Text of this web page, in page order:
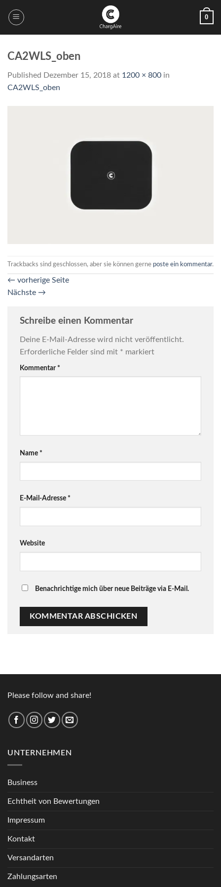
0
CA2WLS_oben
Published Dezember 15, 2018 at 1200 × 800 in
CA2WLS_oben
Trackbacks sind geschlossen, aber sie können gerne poste ein kommentar.
← vorherige Seite
Nächste →
Schreibe einen Kommentar
Deine E-Mail-Adresse wird nicht veröffentlicht.
Erforderliche Felder sind mit * markiert
Kommentar *
Name *
E-Mail-Adresse *
Website
Benachrichtige mich über neue Beiträge via E-Mail.
Please follow and share!
UNTERNEHMEN
Business
Echtheit von Bewertungen
Impressum
Kontakt
Versandarten
Zahlungsarten